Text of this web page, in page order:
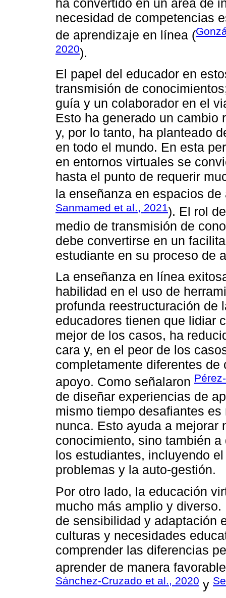
ha convertido en un área de
necesidad de competencias
de aprendizaje en línea (
2020).
El papel del educador en
transmisión de
guía y un colaborador en el
Esto ha generado un
y, por lo tanto, ha planteado
en todo el mundo. En esta
en entornos virtuales se
hasta el punto de requerir
la enseñanza en espacios
Sanmamed et al., 2021). El rol
medio de transmisión de
debe convertirse en un
estudiante en su proceso de
La enseñanza en línea
habilidad en el uso de
profunda reestructuración de
educadores tienen que lidiar
mejor de los casos, ha
cara y, en el peor de los
completamente diferentes
apoyo. Como señalaron
de diseñar experiencias de
mismo tiempo desafiantes
nunca. Esto ayuda a mejorar
conocimiento, sino también
los estudiantes, incluyendo
problemas y la auto-gestión.
Por otro lado, la educación
mucho más amplio y
de sensibilidad y adaptación
culturas y necesidades
comprender las diferencias
aprender de manera
Sánchez-Cruzado et al., 2020 y